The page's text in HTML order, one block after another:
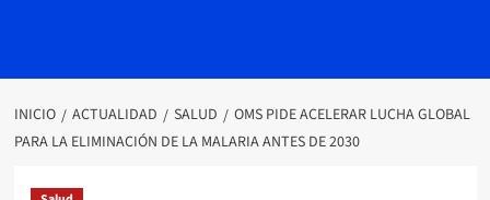
INICIO ACTUALIDAD SALUD
OMS PIDE ACELERAR LUCHA GLOBAL
PARA LA ELIMINACIÓN DE LA MALARIA ANTES DE 2030